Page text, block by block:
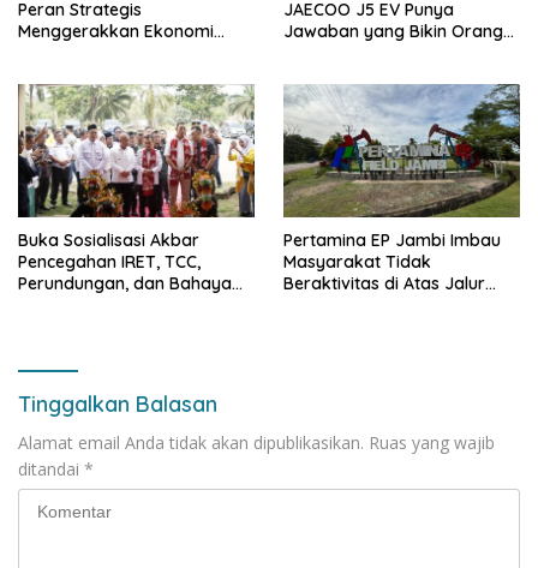
Peran Strategis
Menggerakkan Ekonomi
JAECOO J5 EV Punya
Jawaban yang Bikin Orang
Buka Sosialisasi Akbar
Pencegahan IRET, TCC,
Perundungan, dan Bahaya
depan sudah ada di tangan”
Pertamina EP Jambi Imbau
Masyarakat Tidak
Beraktivitas di Atas Jalur
Tinggalkan Balasan
Alamat email Anda tidak akan dipublikasikan. Ruas yang wajib
ditandai *